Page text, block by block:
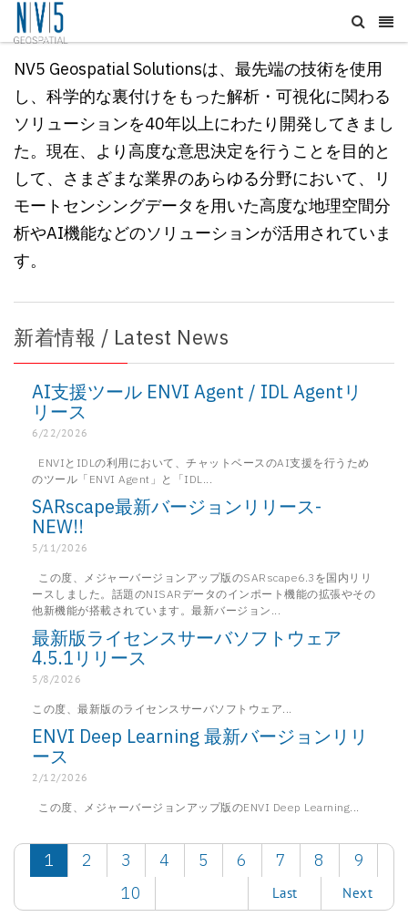
NV5 Geospatial Solutionsは、最先端の技術を使用
し、科学的な裏付けをもった解析・可視化に関わる
ソリューションを40年以上にわたり開発してきまし
た。現在、 より高度な意思決定を行うことを目的と
して、 さまざまな業界のあらゆる分野において、リ
モートセンシングデータを用いた高度な地理空間分
析やAI機能などのソリューションが活用されていま
す。
新着情報 / Latest News
AI支援ツール ENVI Agent / IDL Agentリ
リース
6/22/2026
ENVIとIDLの利用において、チャットベースのAI支援を行うため
のツール「ENVI Agent」と「IDL...
SARscape最新バージョンリリース-
NEW!!
5/11/2026
この度、メジャーバージョンアップ版のSARscape6.3を国内リリ
ースしました。話題のNISARデータのインポート機能の拡張やその
他新機能が搭載されています。最新バージョン...
最新版ライセンスサーバソフトウェア
4.5.1リリース
5/8/2026
この度、最新版のライセンスサーバソフトウェア...
ENVI Deep Learning 最新バージョンリリ
ース
2/12/2026
この度、メジャーバージョンアップ版のENVI Deep Learning...
1 2 3 4 5 6 7 8
9
10
Next
Last